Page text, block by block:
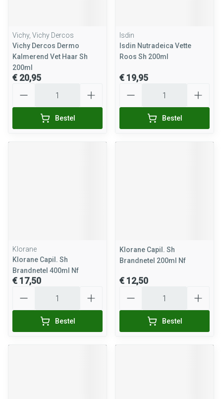
Vichy, Vichy Dercos
Vichy Dercos Dermo
Kalmerend Vet Haar Sh
200ml
€ 20,95
Bestel
Isdin
Isdin Nutradeica Vette
Roos Sh 200ml
€ 19,95
Bestel
Klorane
Klorane Capil. Sh
Brandnetel 400ml Nf
€ 17,50
Bestel
Klorane Capil. Sh
Brandnetel 200ml Nf
€ 12,50
Bestel